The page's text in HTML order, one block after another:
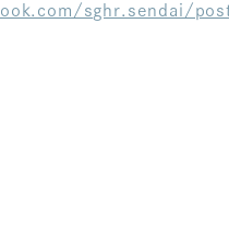
sghr.sendai/